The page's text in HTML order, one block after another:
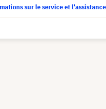
sur le service et l'assistance